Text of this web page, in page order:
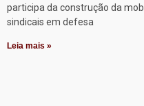
participa da construção da
sindicais em defesa
Leia mais »